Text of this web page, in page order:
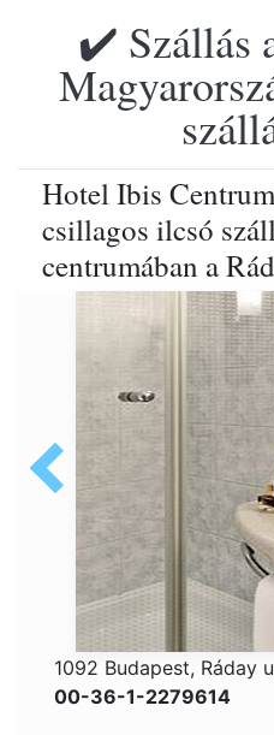
✔️ Szállás
Hotel Ibis
csillagos ilcsó
centrumában a
1092 Budapest, Ráday
00-36-1-2279614